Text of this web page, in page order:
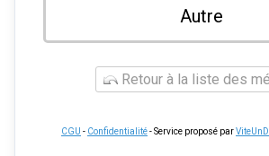
Autre
Retour à la liste des
CGU - Confidentialité- Service proposé par